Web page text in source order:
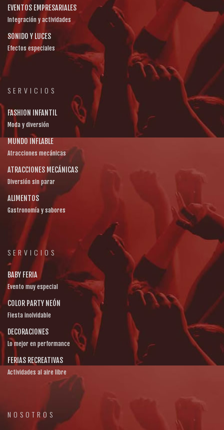
EVENTOS EMPRESARIALES
Integración y actividades
SONIDO Y LUCES
Efectos especiales
SERVICIOS
FASHION INFANTIL
Moda y diversión
MUNDO INFLABLE
Atracciones mecánicas
ATRACCIONES MECÁNICAS
Diversión sin parar
ALIMENTOS
Gastronomía y sabores
SERVICIOS
BABY FERIA
Evento muy especial
COLOR PARTY NEÓN
Fiesta inolvidable
DECORACIONES
Lo mejor en performance
FERIAS RECREATIVAS
Actividades al aire libre
NOSOTROS